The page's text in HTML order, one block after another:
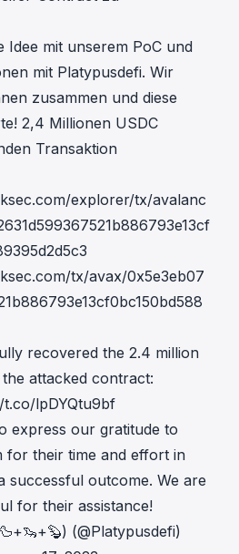
Idee mit unserem PoC und
mit Platypusdefi. Wir
zusammen und diese
2,4 Millionen USDC
Transaktion
explorer/tx/avalanc
tx/avax/0x5e3eb07
recovered the 2.4 million
attacked contract:
lpDYQtu9bf
express our gratitude to
for their time and effort in
successful outcome. We are
for their assistance!
(@Platypusdefi)